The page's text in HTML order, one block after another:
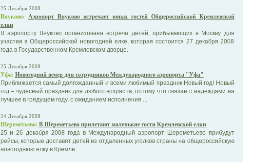
25 Декабря 2008
Внуково:
Аэропорт Внуково встречает юных гостей Общероссийской Кремлевской
елки
В аэропорту Внуково организована встреча детей, прибывающих в Москву для
участия в Общероссийской новогодней елке, которая состоится 27 декабря 2008
года в Государственном Кремлевском дворце.
25 Декабря 2008
Уфа: Новогодний вечер для сотрудников Международного аэропорта "Уфа"
Приближается самый долгожданный и всеми любимый праздник Новый год! Новый
год – чудесный праздник для любого возраста, потому что связан с надеждами на
лучшее в грядущем году, с ожиданием исполнения ...
24 Декабря 2008
Шереметьево: В Шереметьево прилетают маленькие гости Кремлевской елки
25 и 26 декабря 2008 года в Международный аэропорт Шереметьево прибудут
рейсы, которые доставят детей из отдаленных уголков страны на общероссийскую
новогоднюю елку в Кремле.